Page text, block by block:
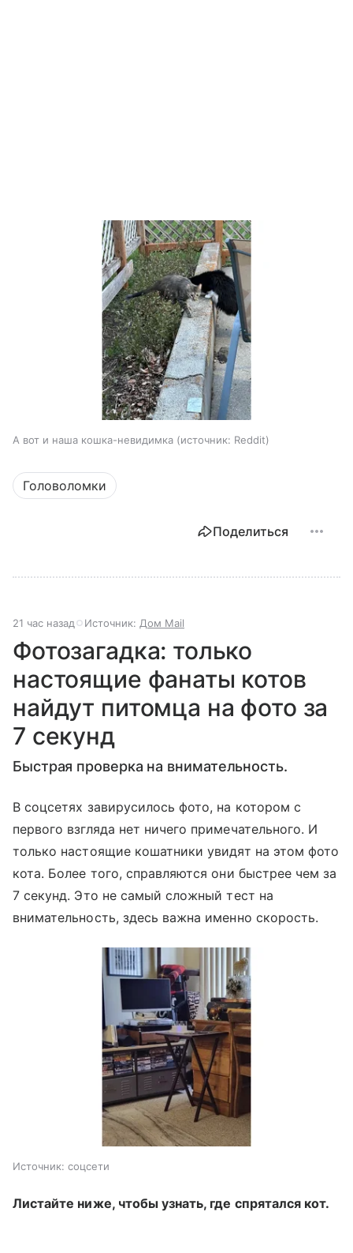
А вот и наша кошка-невидимка источник: Reddit
Головоломки
Поделиться
21 час назад Источник: Дом Mail
Фотозагадка: только
настоящие фанаты котов
найдут питомца на фото за
7 секунд
Быстрая проверка на внимательность.
В соцсетях завирусилось фото, на котором с
первого взгляда нет ничего примечательного. И
только настоящие кошатники увидят на этом фото
кота. Более того, справляются они быстрее чем за
7 секунд. Это не самый сложный тест на
внимательность, здесь важна именно скорость.
Источник: соцсети
Листайте ниже, чтобы узнать, где спрятался кот.